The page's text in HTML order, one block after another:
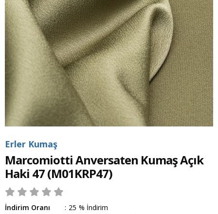
Erler Kumaş
Marcomiotti Anversaten Kumaş Açık
Haki 47(M01KRP47)
İndirim Oranı : %
25
İndirim